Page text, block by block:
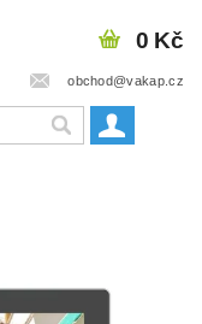
obchod@vakap.cz
0 Kč